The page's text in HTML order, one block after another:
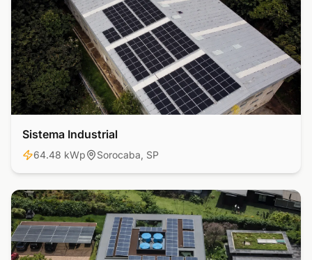
Industrial
Sistema Industrial
64.48 kWp Sorocaba, SP